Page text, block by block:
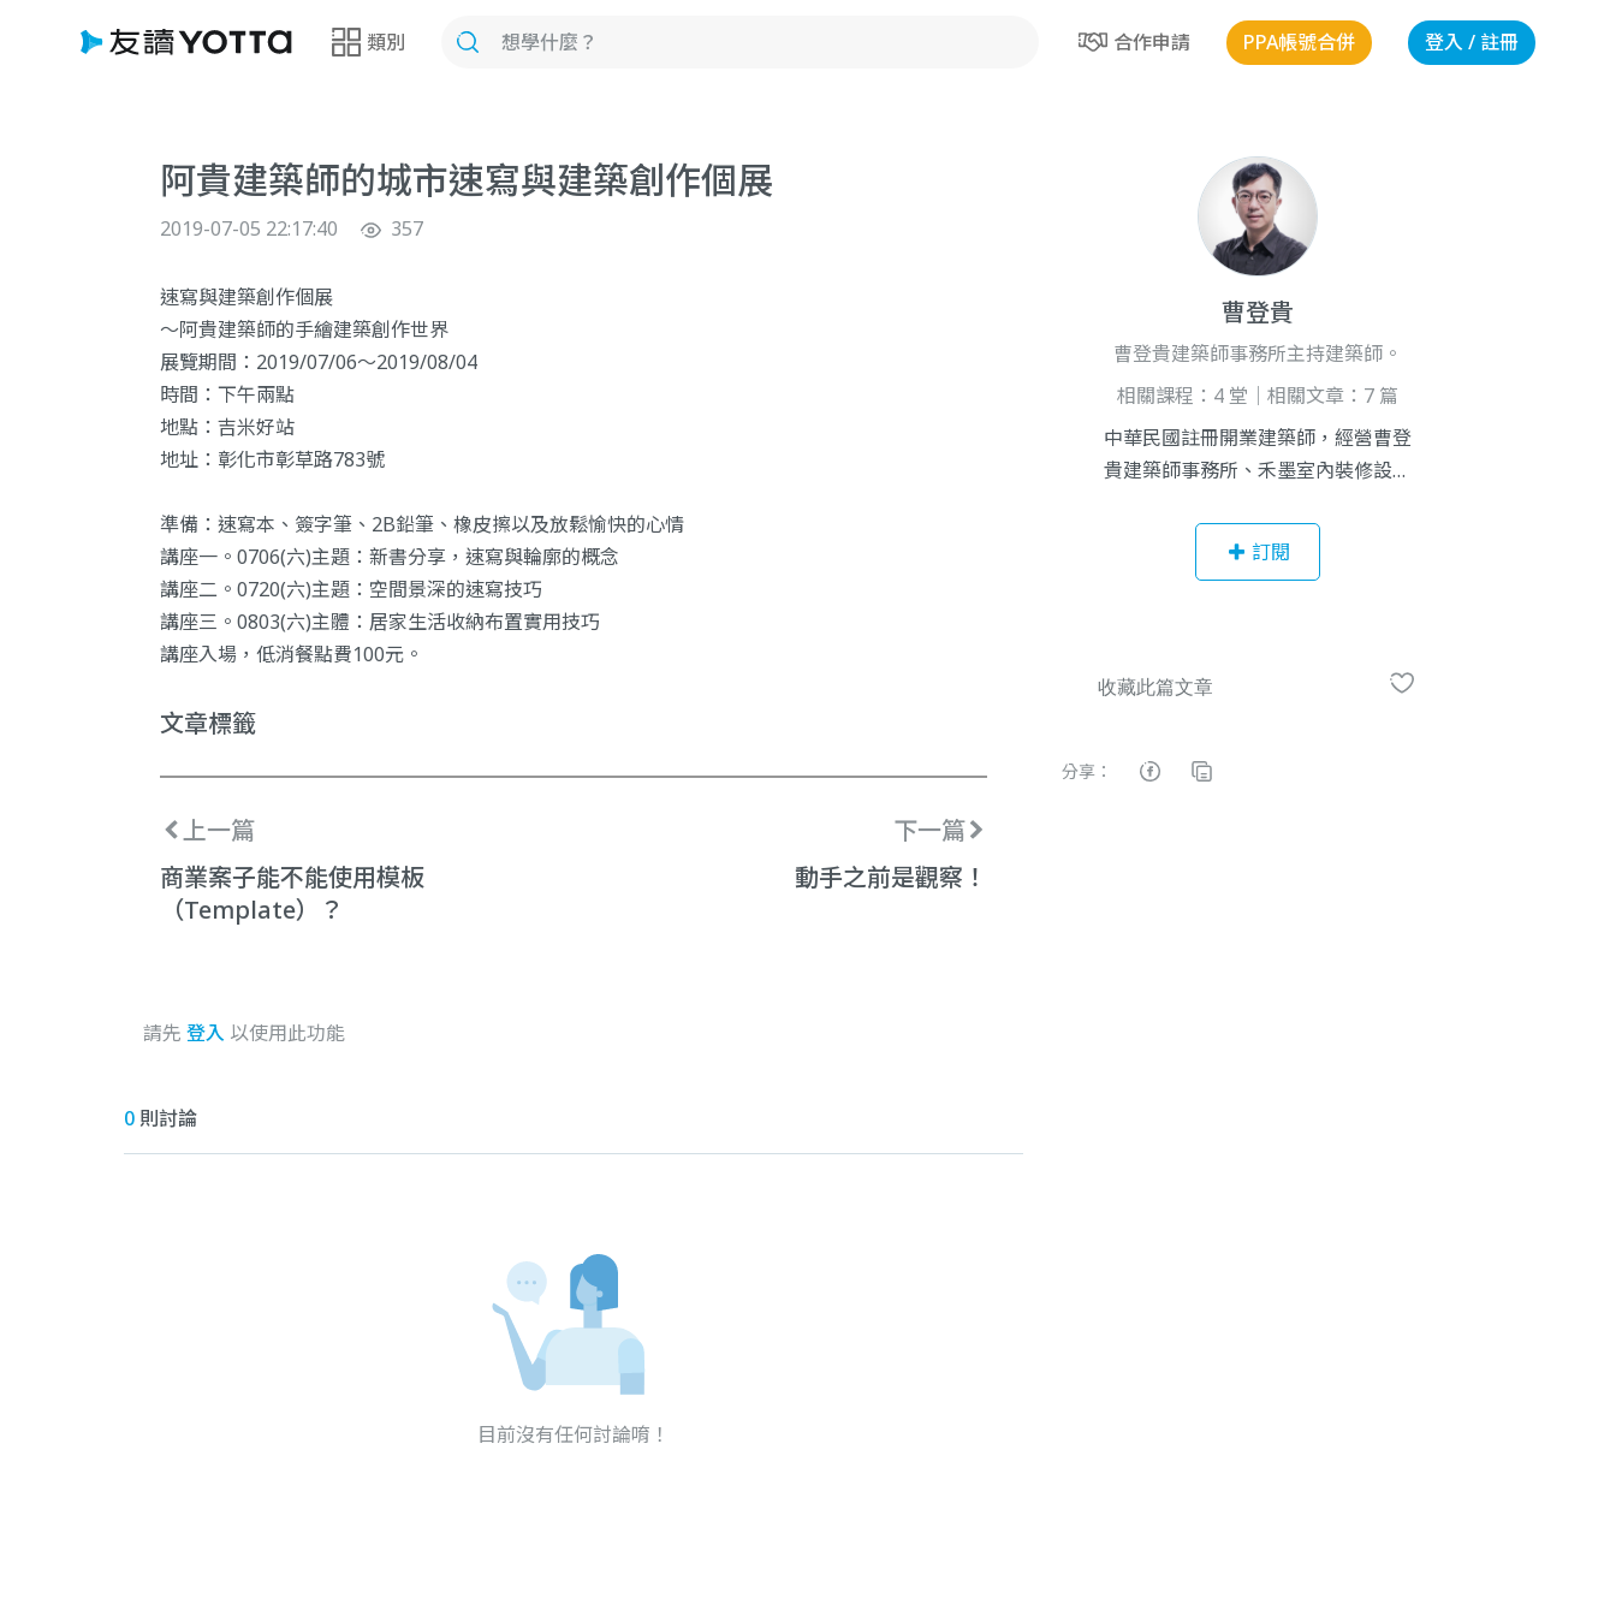
類別 合作申請 PPA帳號合併 登入 / 註冊
阿貴建築師的城市速寫與建築創作個展
2019-07-05 22:17:40 357
速寫與建築創作個展
～阿貴建築師的手繪建築創作世界
展覽期間：2019/07/06～2019/08/04
時間：下午兩點
地點：吉米好站
地址：彰化市彰草路783號
準備：速寫本、簽字筆、2B鉛筆、橡皮擦以及放鬆愉快的心情
講座一。0706(六)主題：新書分享，速寫與輪廓的概念
講座二。0720(六)主題：空間景深的速寫技巧
講座三。0803(六)主體：居家生活收納布置實用技巧
講座入場，低消餐點費100元。
文章標籤
上一篇
商業案子能不能使用模板
（Template）？
下一篇
動手之前是觀察！
請先 登入 以使用此功能
0 則討論
目前沒有任何討論唷！
曹登貴
曹登貴建築師事務所主持建築師。
相關課程：4 堂｜相關文章：7 篇
中華民國註冊開業建築師，經營曹登
貴建築師事務所、禾墨室內裝修設計
學建築系、朝陽科技大學建築系兼任
講師。著作有：【第一次建築設計就
種設計思考的途徑】、【城市速寫】
等五本創作教學書籍。通過建築師、
考及格。現任曹登貴建築師事務所負
訂閱
分享：